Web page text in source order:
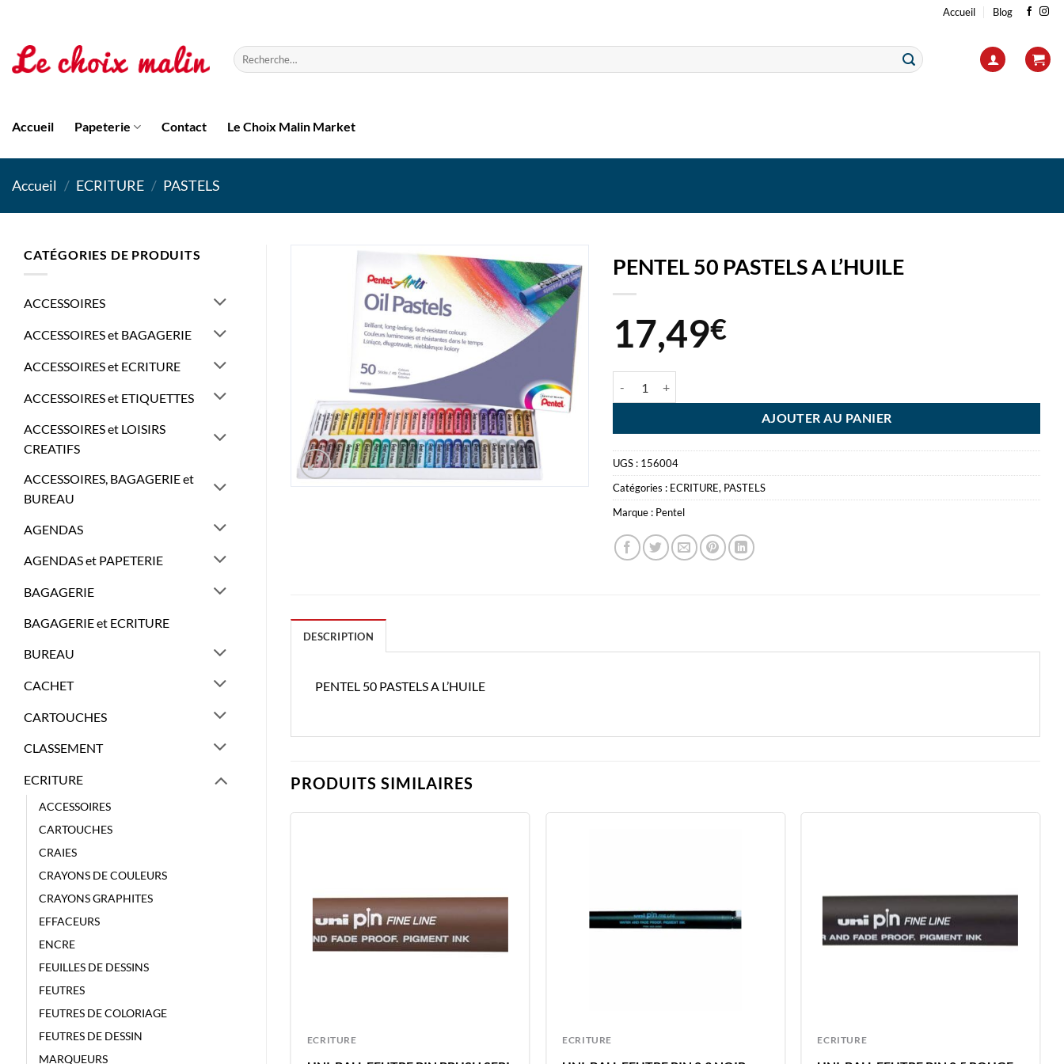
contenu
Accueil Blog
Recherche
pour :
Accueil Papeterie Contact Le Choix Malin Market
Accueil / ECRITURE / PASTELS
CATÉGORIES DE PRODUITS
ACCESSOIRES
ACCESSOIRES et BAGAGERIE
ACCESSOIRES et ECRITURE
ACCESSOIRES et ETIQUETTES
ACCESSOIRES et LOISIRS
CREATIFS
ACCESSOIRES, BAGAGERIE et
BUREAU
AGENDAS
AGENDAS et PAPETERIE
BAGAGERIE
BAGAGERIE et ECRITURE
BUREAU
CACHET
CARTOUCHES
CLASSEMENT
ECRITURE
ACCESSOIRES
CARTOUCHES
CRAIES
CRAYONS DE COULEURS
CRAYONS GRAPHITES
EFFACEURS
ENCRE
FEUILLES DE DESSINS
FEUTRES
FEUTRES DE COLORIAGE
FEUTRES DE DESSIN
MARQUEURS
PENTEL 50 PASTELS A L’HUILE
17,49€
AJOUTER AU PANIER
UGS : 156004
Catégories : ECRITURE, PASTELS
Marque : Pentel
DESCRIPTION
PENTEL 50 PASTELS A L’HUILE
PRODUITS SIMILAIRES
ECRITURE ECRITURE ECRITURE
ECRITURE